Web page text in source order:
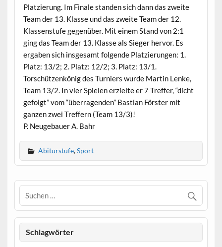
Platzierung. Im Finale standen sich dann das zweite
Team der 13. Klasse und das zweite Team der 12.
Klassenstufe gegenüber. Mit einem Stand von 2:1
ging das Team der 13. Klasse als Sieger hervor. Es
ergaben sich insgesamt folgende Platzierungen: 1.
Platz: 13/2; 2. Platz: 12/2; 3. Platz: 13/1.
Torschützenkönig des Turniers wurde Martin Lenke,
Team 13/2. In vier Spielen erzielte er 7 Treffer, “dicht
gefolgt” vom “überragenden” Bastian Förster mit
ganzen zwei Treffern (Team 13/3)!
P. Neugebauer A. Bahr
Abiturstufe,Sport
Schlagwörter